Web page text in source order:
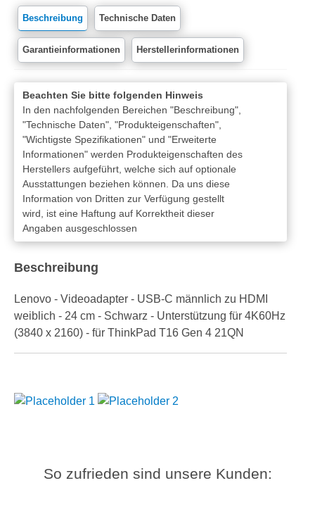
Beschreibung Technische Daten
Garantieinformationen Herstellerinformationen
Beachten Sie bitte folgenden Hinweis
In den nachfolgenden Bereichen "Beschreibung",
"Technische Daten", "Produkteigenschaften",
"Wichtigste Spezifikationen" und "Erweiterte
Informationen" werden Produkteigenschaften des
Herstellers aufgeführt, welche sich auf optionale
Ausstattungen beziehen können. Da uns diese
Information von Dritten zur Verfügung gestellt
wird, ist eine Haftung auf Korrektheit dieser
Angaben ausgeschlossen
Beschreibung
Lenovo - Videoadapter - USB-C männlich zu HDMI
weiblich - 24 cm - Schwarz - Unterstützung für 4K60Hz
(3840 x 2160) - für ThinkPad T16 Gen 4 21QN
So zufrieden sind unsere Kunden: